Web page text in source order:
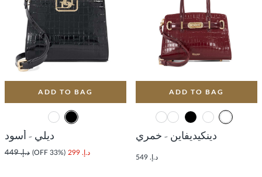
ADD TO BAG
دينكيديفاين - خمري
د.إ. 549
ADD TO BAG
ديلي - أسود
د.إ. 299 (33% OFF) د.إ. 449